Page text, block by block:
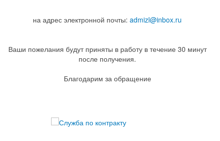
на адрес электронной почты: admizl@inbox.ru
Ваши пожелания будут приняты в работу в течение 30 минут
после получения.
Благодарим за обращение